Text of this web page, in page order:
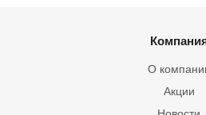
О
Акции